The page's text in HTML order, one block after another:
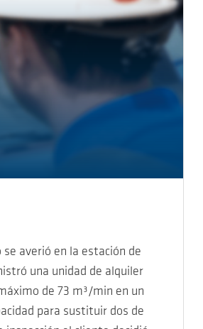
averió en la estación de
una unidad de alquiler
de 73 m³/min en un
para sustituir dos de